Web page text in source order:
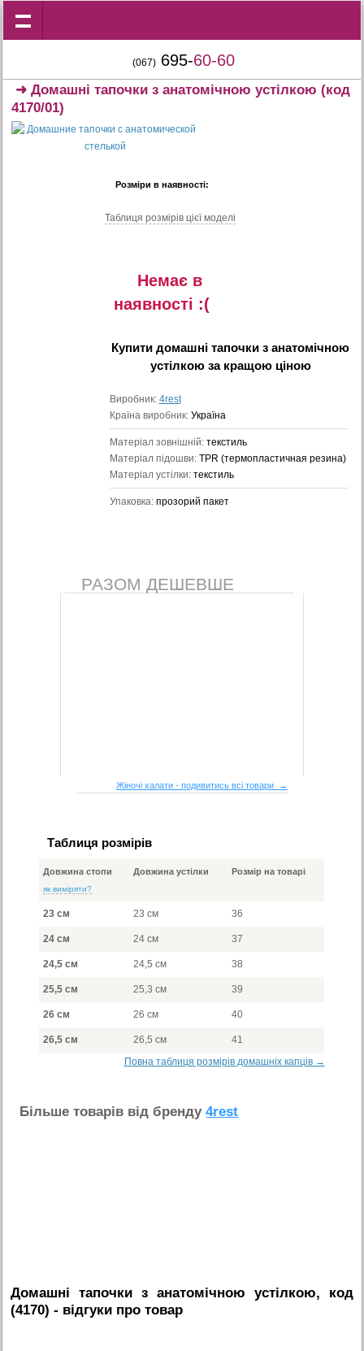
(067) 695-60-60
➜Домашні тапочки з анатомічною устілкою (код
4170/01)
Розміри в наявності:
Таблиця розмiрiв цiєї моделi
Немає в
наявностi :(
Купитидомашні тапочки з анатомічною
устілкоюза кращою ціною
Виробник: 4rest
Країна виробник: Україна
Матеріал зовнішній: текстиль
Матеріал підошви: TPR (термопластичная резина)
Матеріал устілки: текстиль
Упаковка: прозорий пакет
РАЗОМ ДЕШЕВШЕ
Жіночі халати - подивитись всі товари →
Таблиця розмірів
Довжина стопи
як виміряти?
Довжина устілки Розмір на товарі
23 см 23 см 36
24 см 24 см 37
24,5 см 24,5 см 38
25,5 см 25,3 см 39
26 см 26 см 40
26,5 см 26,5 см
41
Повна таблиця розмірів домашніх капців →
Бiльше товарiв вiд бренду4rest
Домашні тапочки з анатомічною устілкою, код
(4170) - вiдгуки про товар